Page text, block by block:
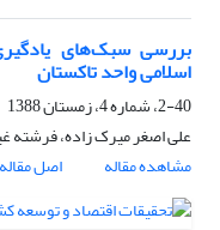
بررسی سبک‌های
اسلامی واحد تاکستان
2-40، شماره 4، زمستان 1388
علی اصغر میرک زاده، فرشته
مشاهده مقاله
اصل مقاله